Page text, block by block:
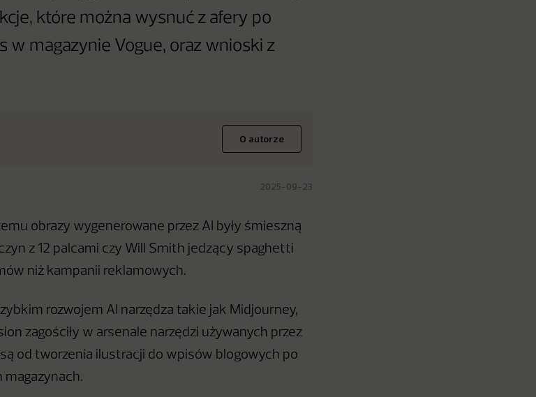
które można wysnuć z afery po
w magazynie Vogue, oraz wnioski z
O autorze
2025-09-23
obrazy wygenerowane przez AI były śmieszną
z 12 palcami czy Will Smith jedzący spaghetti
niż kampanii reklamowych.
rozwojem AI narzędza takie jak Midjourney,
zagościły w arsenale narzędzi używanych przez
od tworzenia ilustracji do wpisów blogowych po